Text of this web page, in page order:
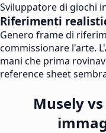
Sviluppatore di giochi
Riferimenti
Genero frame di
commissionare l'arte.
mani che prima
reference sheet
Musely